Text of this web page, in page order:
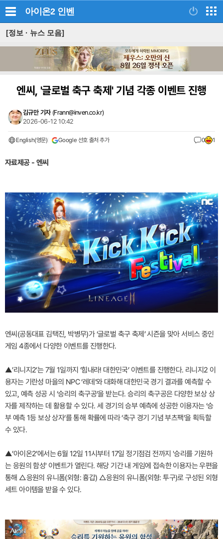
아이온2 인벤
[정보 · 뉴스 모음]
엔씨, '글로벌 축구 축제' 기념 각종 이벤트 진행
김규만 기자 (Frann@inven.co.kr)
2026-06-12 10:42
English(영문) Google 선호 출처 추가 0 1
자료제공 - 엔씨
엔씨(공동대표 김택진, 박병무)가 ‘글로벌 축구 축제’ 시즌을 맞아 서비스 중인
게임 4종에서 다양한 이벤트를 진행한다.
▲’리니지2’는 7월 1일까지 ‘힘내라! 대한민국’ 이벤트를 진행한다. 리니지2 이
용자는 기란성 마을의 NPC ‘레데’와 대화해 대한민국 경기 결과를 예측할 수
있고, 예측 성공 시 ‘승리의 축구공’을 받는다. 승리의 축구공은 다양한 보상 상
자를 제작하는 데 활용할 수 있다. 세 경기의 승부 예측에 성공한 이용자는 ‘승
부 예측 1등 보상 상자’를 통해 확률에 따라 ‘축구 경기 기념 부츠팩’을 획득할
수 있다.
▲’아이온2’에서는 6월 12일 11시부터 17일 정기점검 전까지 '승리를 기원하
는 응원의 함성' 이벤트가 열린다. 해당 기간 내 게임에 접속한 이용자는 우편을
통해 △응원의 유니폼(외형: 흉갑) △응원의 유니폼(외형: 투구)로 구성된 외형
세트 아이템을 받을 수 있다.